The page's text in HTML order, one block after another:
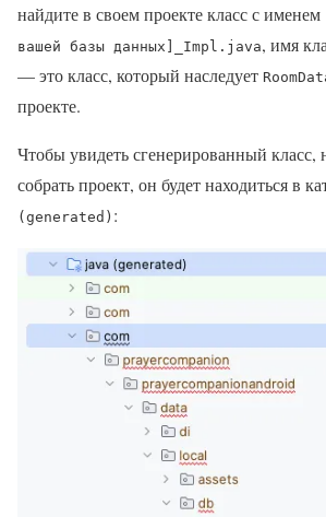
найдите в своем проекте класс с именем
вашей базы данных]_Impl.java, имя
— это класс, который наследует
проекте.
Чтобы увидеть сгенерированный класс,
собрать проект, он будет находиться в
(generated) :